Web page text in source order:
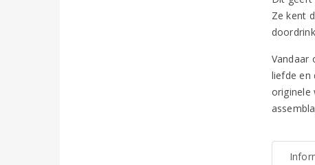
Ze kent
Vandaar
liefde en
originele